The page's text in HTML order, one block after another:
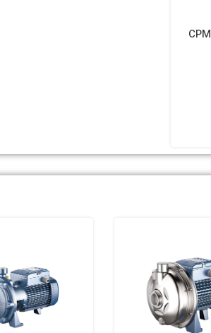
پمپ آب خانگی یک اسب ایدرو مدل CPM